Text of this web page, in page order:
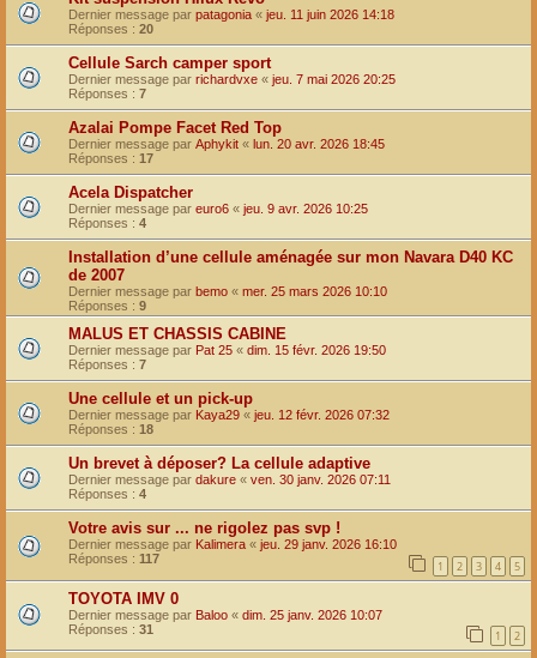
Dernier message par patagonia « jeu. 11 juin 2026 14:18
Réponses : 20
Cellule Sarch camper sport
Dernier message par richardvxe « jeu. 7 mai 2026 20:25
Réponses : 7
Azalai Pompe Facet Red Top
Dernier message par Aphykit « lun. 20 avr. 2026 18:45
Réponses : 17
Acela Dispatcher
Dernier message par euro6 « jeu. 9 avr. 2026 10:25
Réponses : 4
Installation d’une cellule aménagée sur mon Navara D40 KC
de 2007
Dernier message par bemo « mer. 25 mars 2026 10:10
Réponses : 9
MALUS ET CHASSIS CABINE
Dernier message par Pat 25 « dim. 15 févr. 2026 19:50
Réponses : 7
Une cellule et un pick-up
Dernier message par Kaya29 « jeu. 12 févr. 2026 07:32
Réponses : 18
Un brevet à déposer? La cellule adaptive
Dernier message par dakure « ven. 30 janv. 2026 07:11
Réponses : 4
Votre avis sur ... ne rigolez pas svp !
Dernier message par Kalimera « jeu. 29 janv. 2026 16:10
Réponses : 117 1 2 3 4 5
TOYOTA IMV 0
Dernier message par Baloo « dim. 25 janv. 2026 10:07
Réponses : 31 1 2